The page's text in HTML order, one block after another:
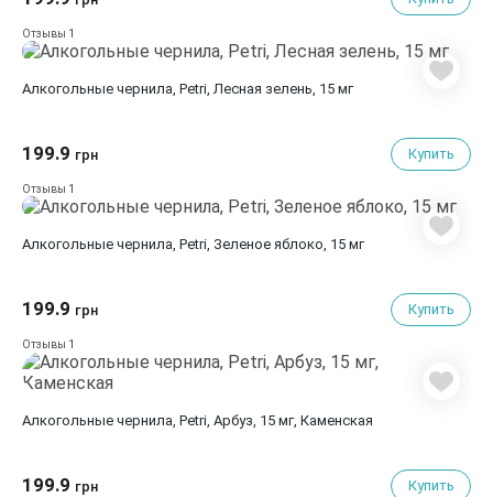
Отзывы 1
Алкогольные чернила, Petri, Лесная зелень, 15 мг
199.9 грн Купить
Отзывы 1
Алкогольные чернила, Petri, Зеленое яблоко, 15 мг
199.9 грн Купить
Отзывы 1
Алкогольные чернила, Petri, Арбуз, 15 мг, Каменская
199.9 грн Купить